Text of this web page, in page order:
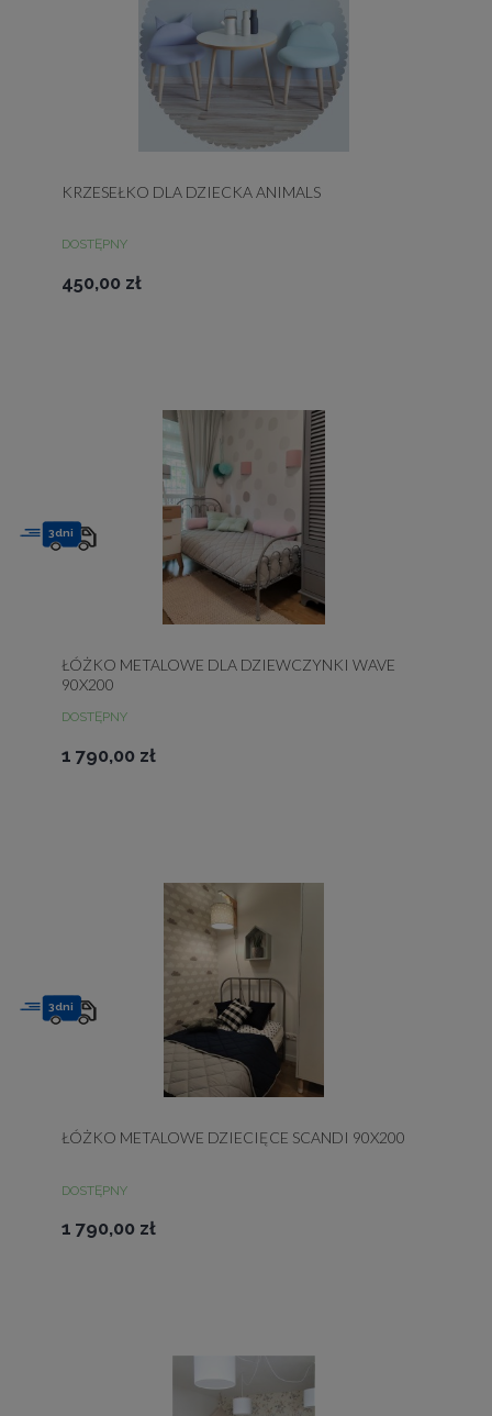
KRZESEŁKO DLA DZIECKA ANIMALS
DOSTĘPNY
450,00 zł
ŁÓŻKO METALOWE DLA DZIEWCZYNKI WAVE
90X200
DOSTĘPNY
1 790,00 zł
3dni
ŁÓŻKO METALOWE DZIECIĘCE SCANDI 90X200
DOSTĘPNY
1 790,00 zł
3dni